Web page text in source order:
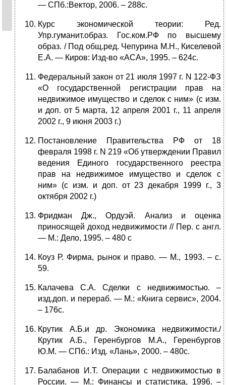
— СПб.:Вектор, 2006. – 288с.
Курс экономической теории: Ред.
Упр.гуманит.образ. Гос.ком.РФ по высшему
образ. / Под общ.ред. Чепурина М.Н., Киселевой
Е.А. — Киров: Изд-во «АСА», 1995. – 624с.
Федеральный закон от 21 июля 1997 г. N 122-ФЗ
«О государственной регистрации прав на
недвижимое имущество и сделок с ним» (с изм.
и доп. от 5 марта, 12 апреля 2001 г., 11 апреля
2002 г., 9 июня 2003 г.)
Постановление Правительства РФ от 18
февраля 1998 г. N 219 «Об утверждении Правил
ведения Единого государственного реестра
прав на недвижимое имущество и сделок с
ним» (с изм. и доп. от 23 декабря 1999 г., 3
октября 2002 г.)
Фридман Дж., Ордуэй. Анализ и оценка
приносящей доход недвижимости // Пер. с англ.
— М.: Дело, 1995. – 480 с
Коуз Р. Фирма, рынок и право. — М., 1993. – с.
59.
Калачева С.А. Сделки с недвижимостью. –
изд.доп. и перераб. — М.: «Книга сервис», 2004.
– 176с.
Крутик А.Б.и др. Экономика недвижимости./
Крутик А.Б., Геренбургов М.А., Геренбургов
Ю.М. — СПб.: Изд. «Лань», 2000. – 480с.
Балабанов И.Т. Операции с недвижимостью в
России. — М.: Финансы и статистика, 1996. –